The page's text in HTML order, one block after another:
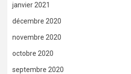
janvier 2021
décembre 2020
novembre 2020
octobre 2020
septembre 2020